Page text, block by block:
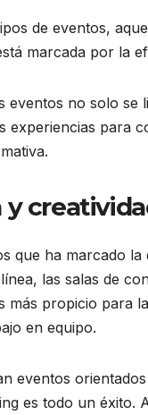
de eventos,
marcada por la
eventos no solo
experiencias para
y
que ha marcado
las salas de
más propicio para
en equipo.
eventos
es todo un éxito.